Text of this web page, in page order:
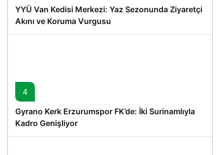
YYÜ Van Kedisi Merkezi: Yaz Sezonunda Ziyaretçi
Akını ve Koruma Vurgusu
4
Gyrano Kerk Erzurumspor FK’de: İki Surinamlıyla
Kadro Genişliyor